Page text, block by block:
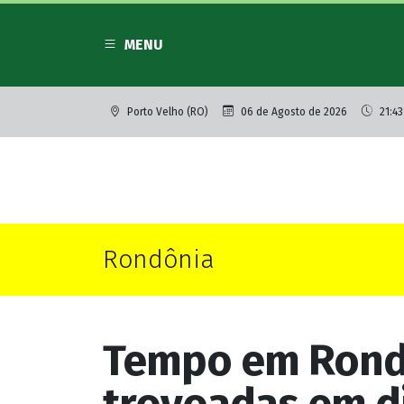
MENU
Porto Velho (RO) 06 de Agosto de 2026